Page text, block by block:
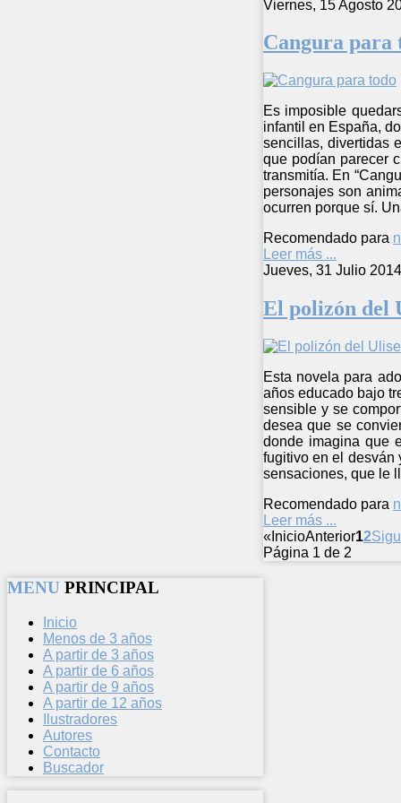
Viernes, 15 Agosto
Cangura para
Es imposible
infantil en España,
sencillas, divertidas
que podían parecer
transmitía. En
personajes son
ocurren porque sí.
Recomendado para
Leer más ...
Jueves, 31 Julio
El polizón del
Esta novela para
años educado bajo
sensible y se
desea que se
donde imagina que
fugitivo en el desván
sensaciones, que le
Recomendado para
Leer más ...
« InicioAnterior12
Página 1 de 2
MENU PRINCIPAL
Inicio
Menos de 3 años
A partir de 3 años
A partir de 6 años
A partir de 9 años
A partir de 12 años
Ilustradores
Autores
Contacto
Buscador